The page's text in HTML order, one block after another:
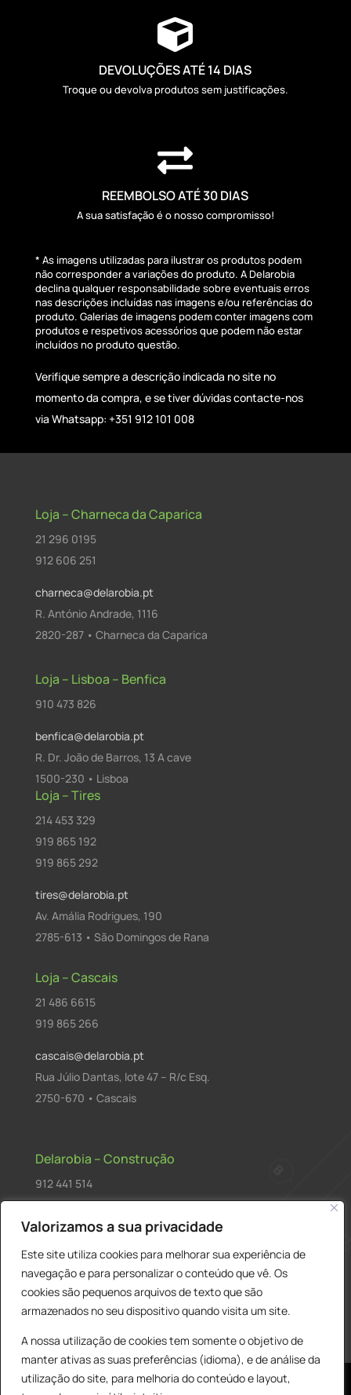
Valorizamos a sua privacidade
Este site utiliza cookies para melhorar sua experiência de
navegação e para personalizar o conteúdo que vê. Os
cookies são pequenos arquivos de texto que são
armazenados no seu dispositivo quando visita um site.
A nossa utilização de cookies tem somente o objetivo de
manter ativas as suas preferências (idioma), e de análise da
utilização do site, para melhoria do conteúdo e layout,

DEVOLUÇÕES ATÉ 14 DIAS
Troque ou devolva produtos sem justificações.

REEMBOLSO ATÉ 30 DIAS
A sua satisfação é o nosso compromisso!
* As imagens utilizadas para ilustrar os produtos podem
não corresponder a variações do produto. A Delarobia
declina qualquer responsabilidade sobre eventuais erros
nas descrições incluídas nas imagens e/ou referências do
produto. Galerias de imagens podem conter imagens com
produtos e respetivos acessórios que podem não estar
incluídos no produto questão.
Verifique sempre a descrição indicada no site no
momento da compra, e se tiver dúvidas contacte-nos
via Whatsapp: +351 912 101 008
Loja – Charneca da Caparica
21 296 0195
912 606 251
charneca@delarobia.pt
R. António Andrade, 1116
2820-287 • Charneca da Caparica
Loja – Lisboa – Benfica
910 473 826
benfica@delarobia.pt
R. Dr. João de Barros, 13 A cave
1500-230 • Lisboa
Loja – Tires
214 453 329
919 865 192
919 865 292
tires@delarobia.pt
Av. Amália Rodrigues, 190
2785-613 • São Domingos de Rana
Loja – Cascais
21 486 6615
919 865 266
cascais@delarobia.pt
Rua Júlio Dantas, lote 47 – R/c Esq.
2750-670 • Cascais
Delarobia – Construção
912 441 514
R. António Andrade, 1171
2820-287 • Charneca de Caparica
Products
search PESQUISAR